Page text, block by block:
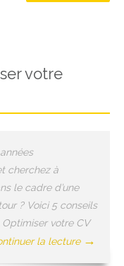
votre
cherchez à
le cadre d’une
? Voici 5 conseils
votre CV
la lecture →